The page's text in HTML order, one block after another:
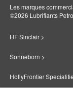
Les marques
©2026 Lubrifiants
HF Sinclair >
Sonneborn >
HollyFrontier